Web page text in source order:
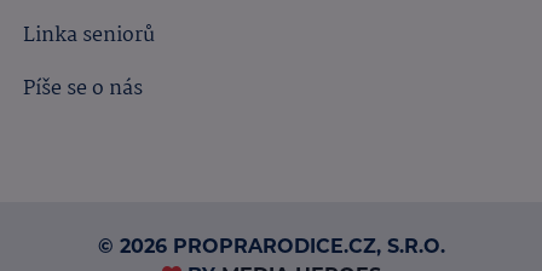
Linka seniorů
Píše se o nás
© 2026 PROPRARODICE.CZ, S.R.O.